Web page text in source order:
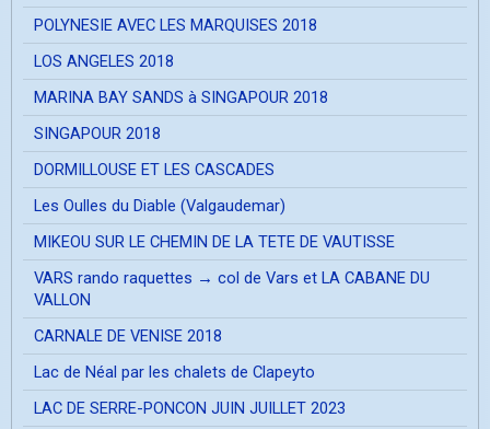
POLYNESIE AVEC LES MARQUISES 2018
LOS ANGELES 2018
MARINA BAY SANDS à SINGAPOUR 2018
SINGAPOUR 2018
DORMILLOUSE ET LES CASCADES
Les Oulles du Diable (Valgaudemar)
MIKEOU SUR LE CHEMIN DE LA TETE DE VAUTISSE
VARS rando raquettes → col de Vars et LA CABANE DU
VALLON
CARNALE DE VENISE 2018
Lac de Néal par les chalets de Clapeyto
LAC DE SERRE-PONCON JUIN JUILLET 2023